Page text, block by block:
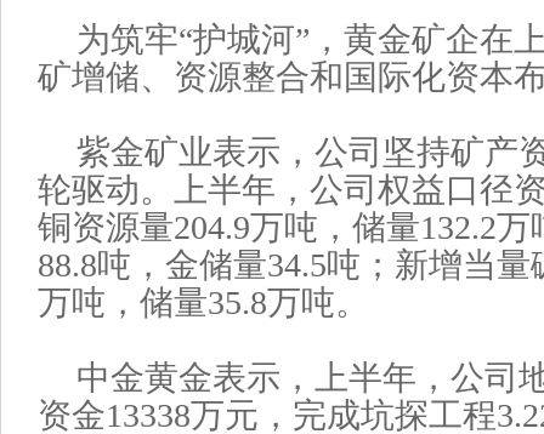
为筑牢“护城河”，黄金矿企在
矿增储、资源整合和国际化资本
紫金矿业表示，公司坚持矿产
轮驱动。上半年，公司权益口径
铜资源量204.9万吨，储量132.2
88.8吨，金储量34.5吨；新增当
万吨，储量35.8万吨。
中金黄金表示，上半年，公司
资金13338万元，完成坑探工程